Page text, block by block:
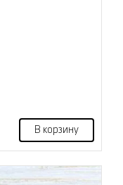
В корзину